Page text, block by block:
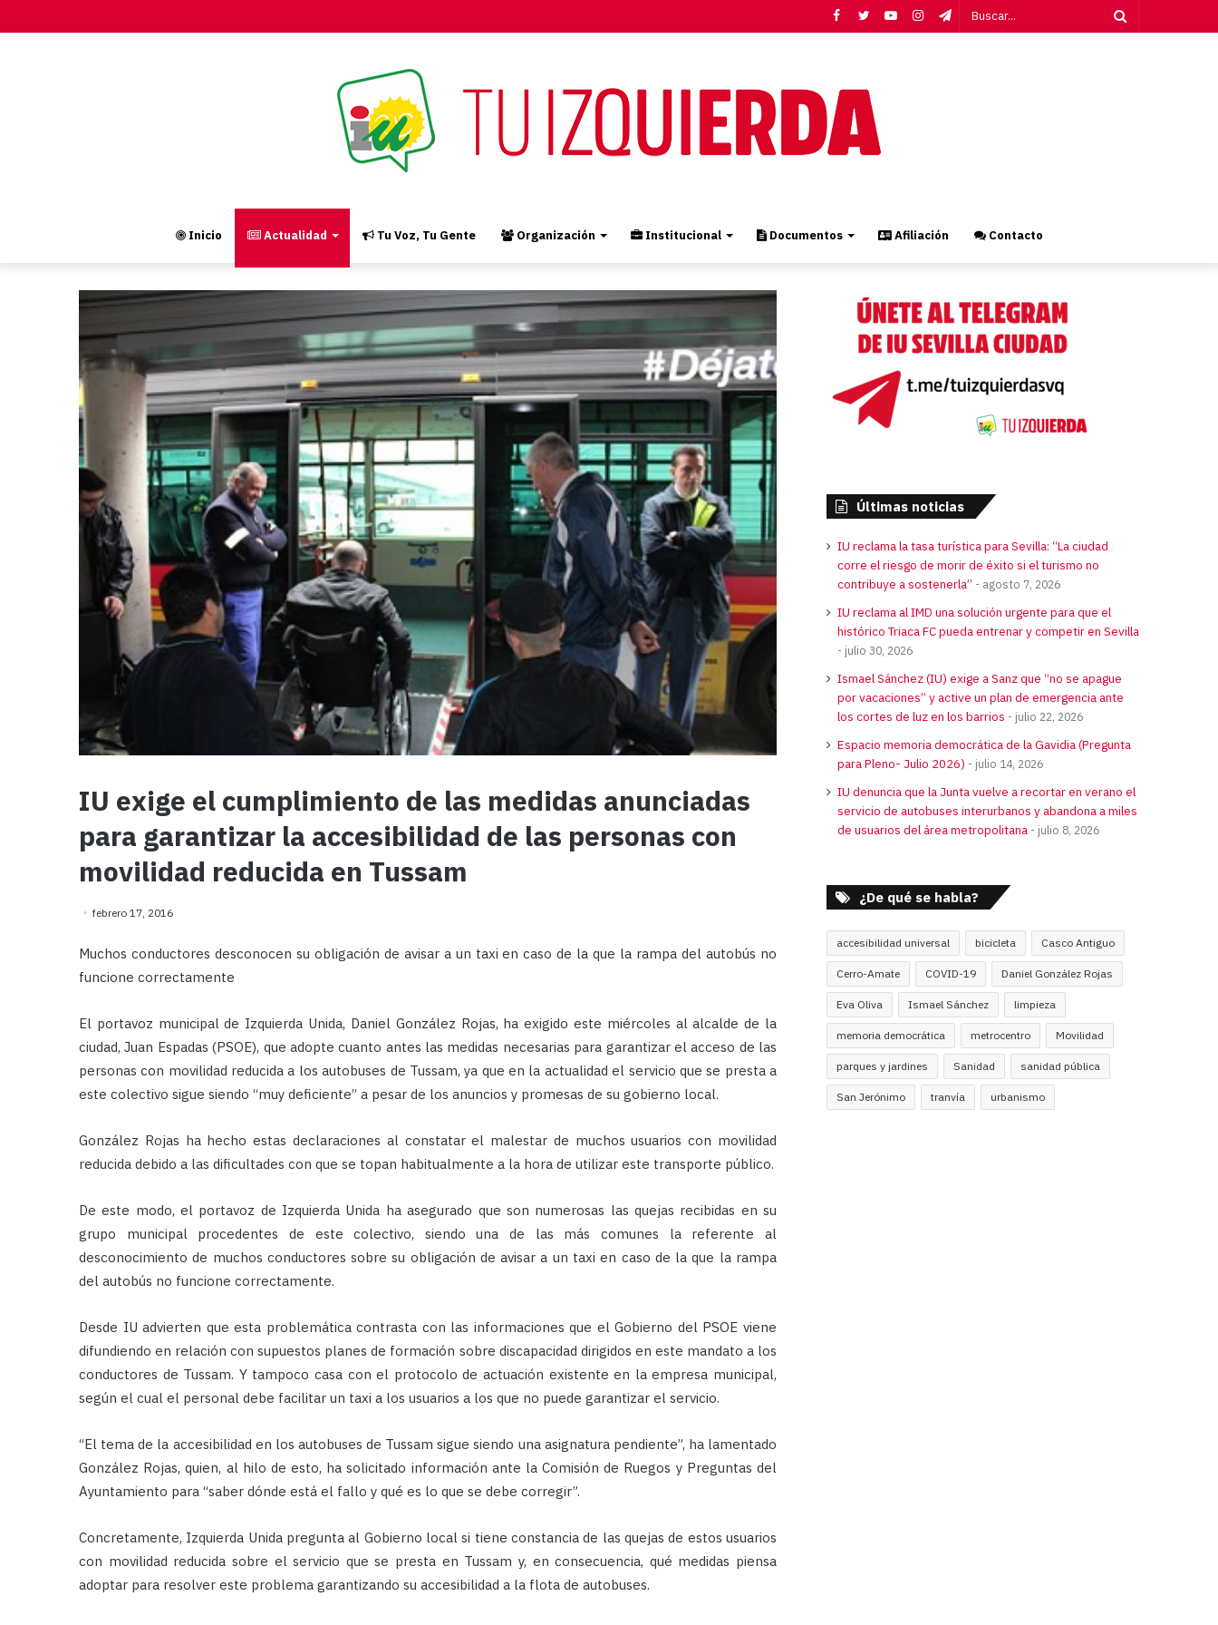
Telegram
Instagram
YouTube
Twitter
Facebook
Inicio Actualidad Tu Voz, Tu Gente Organización Institucional Documentos Afiliación Contacto
IU exige el cumplimiento de las medidas anunciadas
para garantizar la accesibilidad de las personas con
movilidad reducida en Tussam
febrero 17, 2016
Muchos conductores desconocen su obligación de avisar a un taxi en caso de la que la rampa del autobús no
funcione correctamente
El portavoz municipal de Izquierda Unida, Daniel González Rojas, ha exigido este miércoles al alcalde de la
ciudad, Juan Espadas (PSOE), que adopte cuanto antes las medidas necesarias para garantizar el acceso de las
personas con movilidad reducida a los autobuses de Tussam, ya que en la actualidad el servicio que se presta a
este colectivo sigue siendo “muy deficiente” a pesar de los anuncios y promesas de su gobierno local.
González Rojas ha hecho estas declaraciones al constatar el malestar de muchos usuarios con movilidad
reducida debido a las dificultades con que se topan habitualmente a la hora de utilizar este transporte público.
De este modo, el portavoz de Izquierda Unida ha asegurado que son numerosas las quejas recibidas en su
grupo municipal procedentes de este colectivo, siendo una de las más comunes la referente al
desconocimiento de muchos conductores sobre su obligación de avisar a un taxi en caso de la que la rampa
del autobús no funcione correctamente.
Desde IU advierten que esta problemática contrasta con las informaciones que el Gobierno del PSOE viene
difundiendo en relación con supuestos planes de formación sobre discapacidad dirigidos en este mandato a los
conductores de Tussam. Y tampoco casa con el protocolo de actuación existente en la empresa municipal,
según el cual el personal debe facilitar un taxi a los usuarios a los que no puede garantizar el servicio.
“El tema de la accesibilidad en los autobuses de Tussam sigue siendo una asignatura pendiente”, ha lamentado
González Rojas, quien, al hilo de esto, ha solicitado información ante la Comisión de Ruegos y Preguntas del
Ayuntamiento para “saber dónde está el fallo y qué es lo que se debe corregir”.
Concretamente, Izquierda Unida pregunta al Gobierno local si tiene constancia de las quejas de estos usuarios
con movilidad reducida sobre el servicio que se presta en Tussam y, en consecuencia, qué medidas piensa
adoptar para resolver este problema garantizando su accesibilidad a la flota de autobuses.
Últimas noticias
IU reclama la tasa turística para Sevilla: “La ciudad
corre el riesgo de morir de éxito si el turismo no
contribuye a sostenerla”
agosto 7, 2026
IU reclama al IMD una solución urgente para que el
histórico Triaca FC pueda entrenar y competir en Sevilla
julio 30, 2026
Ismael Sánchez (IU) exige a Sanz que “no se apague
por vacaciones” y active un plan de emergencia ante
los cortes de luz en los barrios
julio 22, 2026
Espacio memoria democrática de la Gavidia (Pregunta
para Pleno- Julio 2026)
julio 14, 2026
IU denuncia que la Junta vuelve a recortar en verano el
servicio de autobuses interurbanos y abandona a miles
de usuarios del área metropolitana
julio 8, 2026
¿De qué se habla?
accesibilidad universal bicicleta Casco Antiguo
Cerro-Amate COVID-19 Daniel González Rojas
Eva Oliva Ismael Sánchez limpieza
memoria democrática metrocentro Movilidad
parques y jardines Sanidad sanidad pública
San Jerónimo tranvía urbanismo